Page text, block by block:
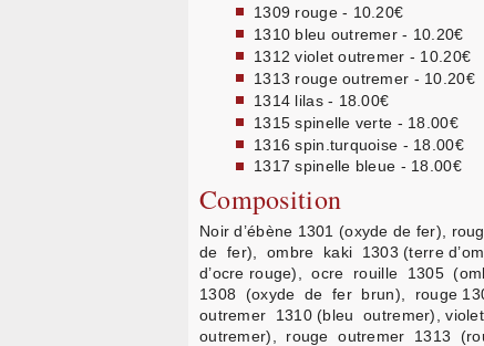
1309 rouge - 10.20€
1310 bleu outremer - 10.20€
1312 violet outremer - 10.20€
1313 rouge outremer - 10.20€
1314 lilas - 18.00€
1315 spinelle verte - 18.00€
1316 spin.turquoise - 18.00€
1317 spinelle bleue - 18.00€
Composition
Noir d’ébène 1301 (oxyde de fer),
de fer), ombre kaki 1303 (terre
d’ocre rouge), ocre rouille 1305
1308 (oxyde de fer brun), rouge
outremer 1310 (bleu outremer),
outremer), rouge outremer 1313